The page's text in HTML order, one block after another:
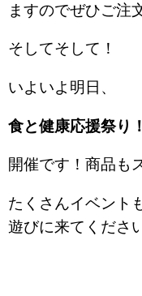
ますのでぜひご注
そしてそして！
いよいよ明日、
食と健康応援祭り！
開催です！商品も
たくさんイベント
遊びに来てくださ